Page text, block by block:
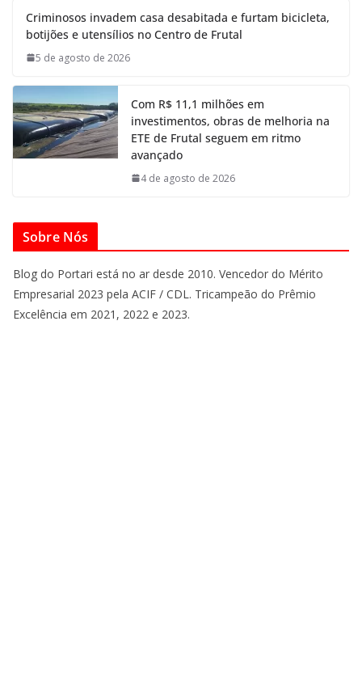
Criminosos invadem casa desabitada e furtam bicicleta,
botijões e utensílios no Centro de Frutal
5 de agosto de 2026
Com R$ 11,1 milhões em
investimentos, obras de melhoria na
ETE de Frutal seguem em ritmo
avançado
4 de agosto de 2026
Sobre Nós
Blog do Portari está no ar desde 2010. Vencedor do Mérito
Empresarial 2023 pela ACIF / CDL. Tricampeão do Prêmio
Excelência em 2021, 2022 e 2023.